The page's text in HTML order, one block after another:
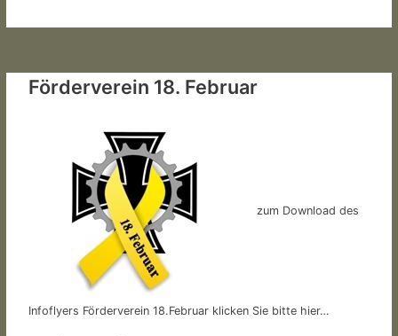
Förderverein 18. Februar
zum Download des
Infoflyers Förderverein 18.Februar klicken Sie bitte hier…